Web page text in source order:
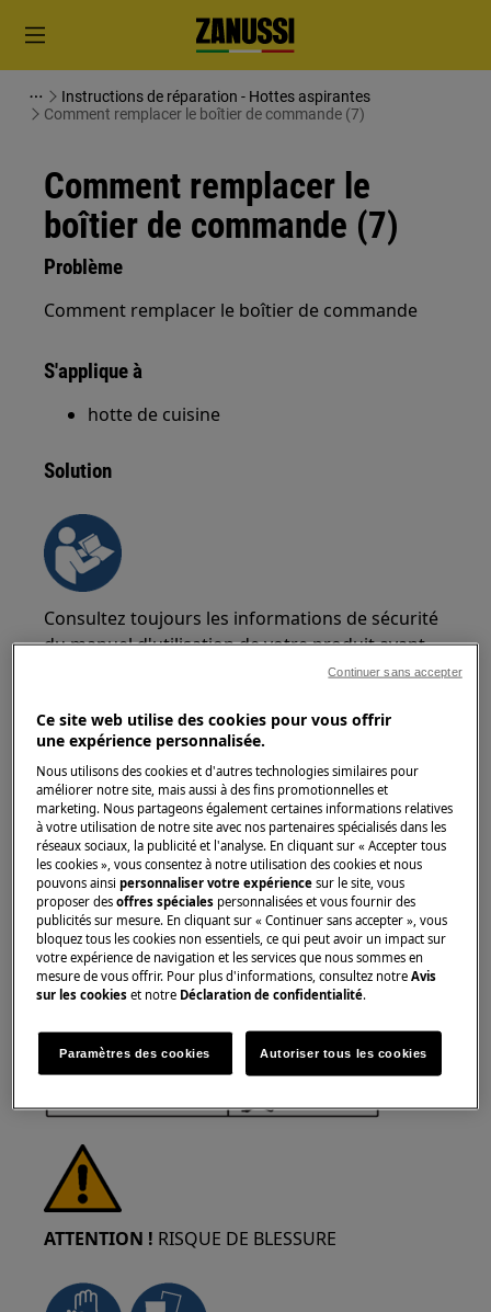
Instructions de réparation - Hottes aspirantes
Comment remplacer le boîtier de commande (7)
Comment remplacer le
boîtier de commande (7)
Problème
Comment remplacer le boîtier de commande
S'applique à
hotte de cuisine
Solution
Consultez toujours les informations de sécurité
du manuel d'utilisation de votre produit avant
toute opération de réparation ou de
https://www.electrolux.com/support/user-manuals/
ATTENTION !RISQUE DE CHOC ÉLECTRIQUE
Avant toute réparation ou opération de
maintenance, désactivez l'appareil et
débranchez la prise du secteur.
ATTENTION ! RISQUE DE BLESSURE
Ce site web utilise des cookies pour vous offrir
une expérience personnalisée.
Nous utilisons des cookies et d'autres technologies similaires pour
améliorer notre site, mais aussi à des fins promotionnelles et
marketing. Nous partageons également certaines informations relatives
à votre utilisation de notre site avec nos partenaires spécialisés dans les
réseaux sociaux, la publicité et l'analyse. En cliquant sur « Accepter tous
les cookies », vous consentez à notre utilisation des cookies et nous
pouvons ainsipersonnaliser votre expériencesur le site, vous
proposer desoffres spéciales personnalisées et vous fournir des
publicités sur mesure. En cliquant sur « Continuer sans accepter », vous
bloquez tous les cookies non essentiels, ce qui peut avoir un impact sur
votre expérience de navigation et les services que nous sommes en
mesure de vous offrir. Pour plus d'informations, consultez notreAvis
sur les cookies et notre Déclaration de confidentialité.
Paramètres des cookies Autoriser tous les cookies
Continuer sans accepter